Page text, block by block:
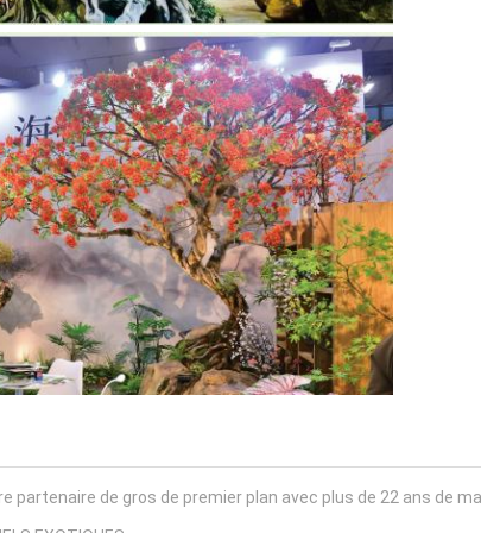
partenaire de gros de premier plan avec plus de 22 ans de